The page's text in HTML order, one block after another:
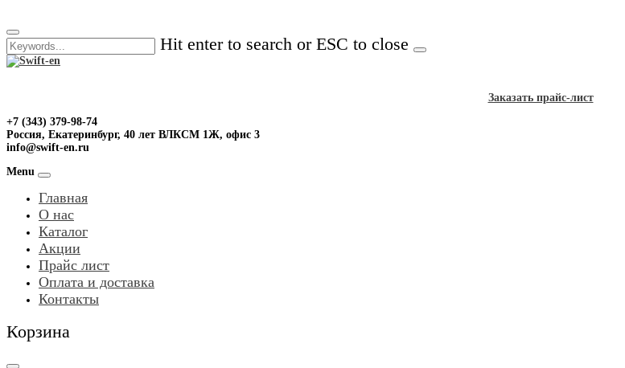
to
content
Hit enter to search or ESC to close
Заказать прайс-лист
+7 (343) 379-98-74
Россия, Екатеринбург, 40 лет ВЛКСМ 1Ж, офис 3
info@swift-en.ru
Menu
Главная
О нас
Каталог
Акции
Прайс лист
Оплата и доставка
Контакты
Корзина